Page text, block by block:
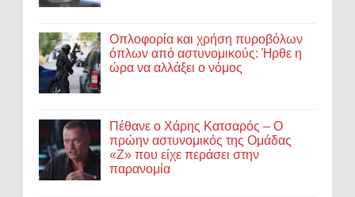
Οπλοφορία και χρήση πυροβόλων
όπλων από αστυνομικούς: Ήρθε η
ώρα να αλλάξει ο νόμος
Πέθανε ο Χάρης Κατσαρός – Ο
πρώην αστυνομικός της Ομάδας
«Ζ» που είχε περάσει στην
παρανομία